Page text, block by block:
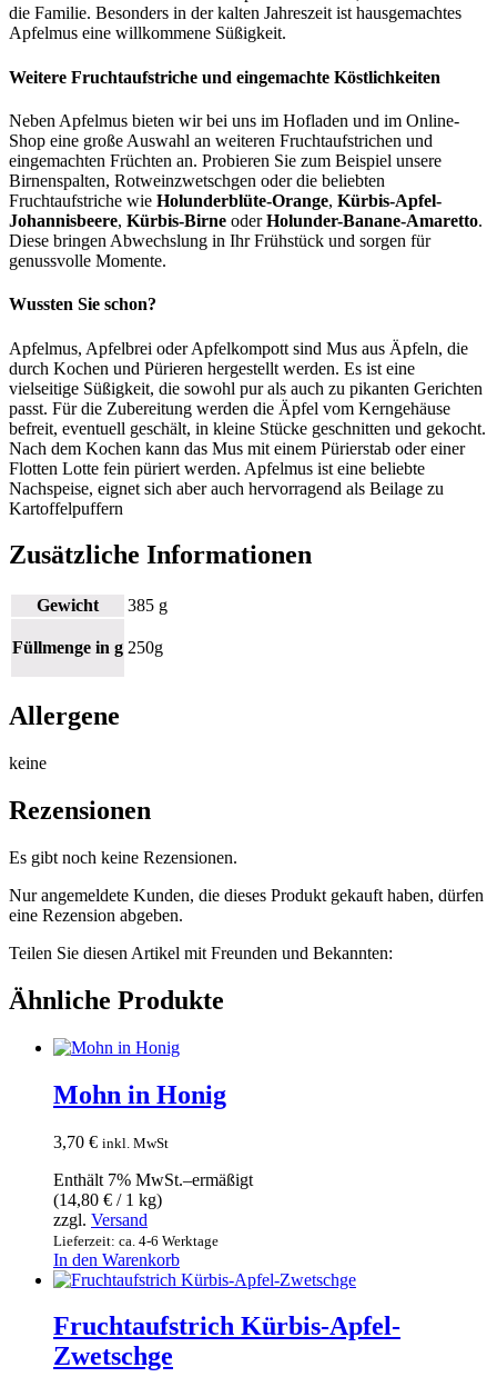
die Familie. Besonders in der kalten Jahreszeit ist hausgemachtes
Apfelmus eine willkommene Süßigkeit.
Weitere Fruchtaufstriche und eingemachte Köstlichkeiten
Neben Apfelmus bieten wir bei uns im Hofladen und im Online-
Shop eine große Auswahl an weiteren Fruchtaufstrichen und
eingemachten Früchten an. Probieren Sie zum Beispiel unsere
Birnenspalten, Rotweinzwetschgen oder die beliebten
Fruchtaufstriche wie Holunderblüte-Orange, Kürbis-Apfel-
Johannisbeere, Kürbis-Birne oderHolunder-Banane-Amaretto.
Diese bringen Abwechslung in Ihr Frühstück und sorgen für
genussvolle Momente.
Wussten Sie schon?
Apfelmus, Apfelbrei oder Apfelkompott sind Mus aus Äpfeln, die
durch Kochen und Pürieren hergestellt werden. Es ist eine
vielseitige Süßigkeit, die sowohl pur als auch zu pikanten Gerichten
passt. Für die Zubereitung werden die Äpfel vom Kerngehäuse
befreit, eventuell geschält, in kleine Stücke geschnitten und gekocht.
Nach dem Kochen kann das Mus mit einem Pürierstab oder einer
Flotten Lotte fein püriert werden. Apfelmus ist eine beliebte
Nachspeise, eignet sich aber auch hervorragend als Beilage zu
Kartoffelpuffern
Zusätzliche Informationen
Gewicht 385 g
Füllmenge in g 250g
Allergene
keine
Rezensionen
Es gibt noch keine Rezensionen.
Nur angemeldete Kunden, die dieses Produkt gekauft haben, dürfen
eine Rezension abgeben.
Teilen Sie diesen Artikel mit Freunden und Bekannten:
Ähnliche Produkte
Mohn in Honig
3,70 € inkl. MwSt
Enthält 7% MwSt.–ermäßigt
(14,80 € / 1 kg)
zzgl. Versand
Lieferzeit: ca. 4-6 Werktage
In den Warenkorb
Fruchtaufstrich Kürbis-Apfel-
Zwetschge